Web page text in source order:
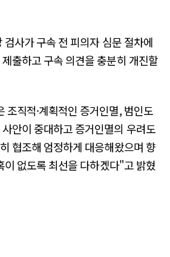
사가 구속 전 피의자 심문 절차에
출하고 구속 의견을 충분히 개진할
조직적·계획적인 증거인멸, 범인도
안이 중대하고 증거인멸의 우려도
협조해 엄정하게 대응해왔으며 향
이 없도록 최선을 다하겠다"고 밝혔